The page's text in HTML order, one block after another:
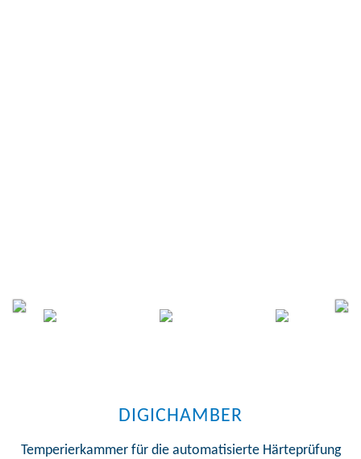
DIGICHAMBER
Temperierkammer für die automatisierte Härteprüfung